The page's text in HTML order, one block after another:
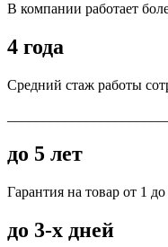
В компании работает
4 года
Средний стаж работы
до 5 лет
Гарантия на товар от 1 до
до 3-х дней